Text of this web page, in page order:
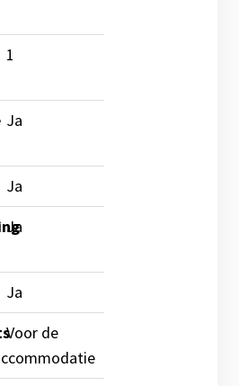
1
Ja
Ja
Ja
Ja
Voor de